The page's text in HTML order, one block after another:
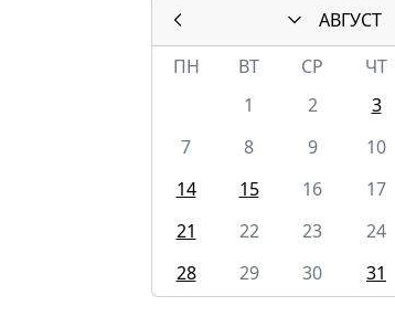
АВГУСТ
ПН
ВТ СР ЧТ
1
2 3
7
8 9 10
14
15 16 17
21
22 23 24
28
29 30 31